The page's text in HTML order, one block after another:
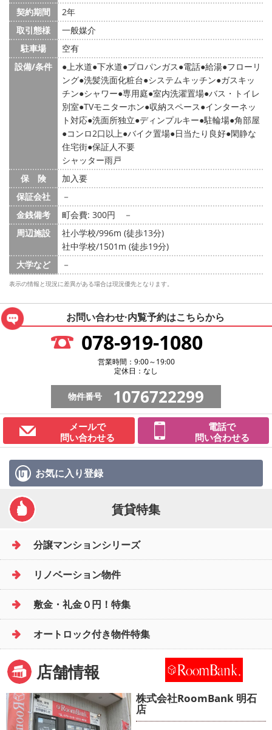
契約期間
2年
取引態様
一般媒介
駐車場
空有
設備/条件
上水道 下水道 プロパンガス 電話 給湯 フローリ
ング 洗髪洗面化粧台 システムキッチン ガスキッ
チン シャワー 専用庭 室内洗濯置場 バス・トイレ
別室 TVモニターホン 収納スペース インターネッ
ト対応 洗面所独立 ディンプルキー 駐輪場 角部屋
コンロ2口以上 バイク置場 日当たり良好 閑静な
住宅街 保証人不要
シャッター雨戸
保 険
加入要
保証会社
－
金銭備考
町会費: 300円
－
周辺施設
社小学校/996m (徒歩13分)
社中学校/1501m (徒歩19分)
大学など
－
表示の情報と現況に差異がある場合は現況優先となります。
お問い合わせ·内覧予約はこちらから
078-919-1080
営業時間：9:00～19:00
定休日：なし
物件番号 1076722299
メールで
問い合わせる
電話で
問い合わせる
お気に入り登録
賃貸特集
分譲マンションシリーズ
リノベーション物件
敷金・礼金０円！特集
オートロック付き物件特集
店舗情報
株式会社RoomBank 明石
店